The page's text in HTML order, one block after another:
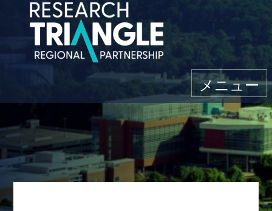
コンテンツにスキップ
メニュー